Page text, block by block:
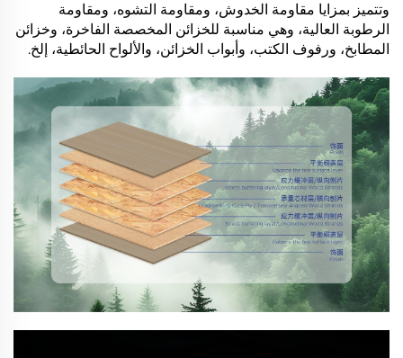
وتتميز بمزايا مقاومة الخدوش، ومقاومة التشوه، ومقاومة
الرطوبة العالية، وهي مناسبة للخزائن المخصصة الفاخرة، وخزائن
المطابخ، ورفوف الكتب، وأبواب الخزائن، والألواح الحائطية، إلخ.